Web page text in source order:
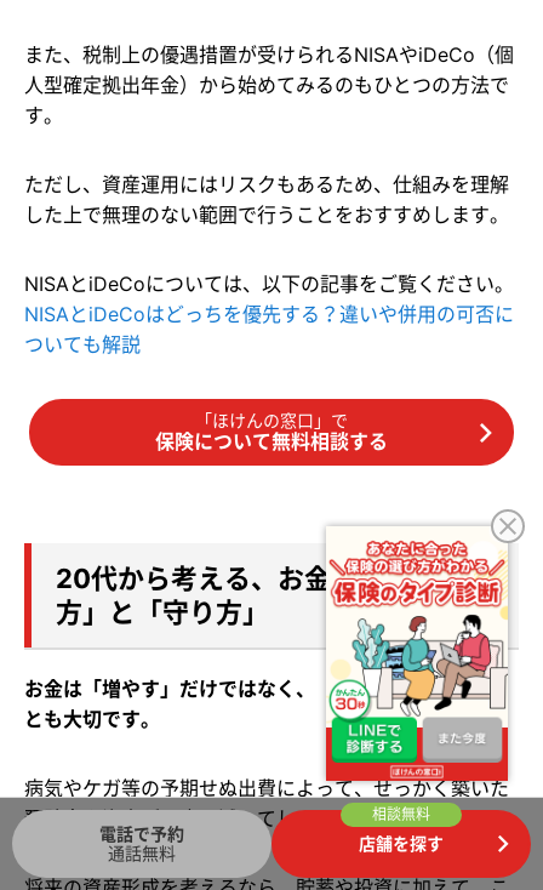
また、税制上の優遇措置が受けられるNISAやiDeCo（個
人型確定拠出年金）から始めてみるのもひとつの方法で
す。
ただし、資産運用にはリスクもあるため、仕組みを理解
した上で無理のない範囲で行うことをおすすめします。
NISAとiDeCoについては、以下の記事をご覧ください。
NISAとiDeCoはどっちを優先する？違いや併用の可否に
ついても解説
「ほけんの窓口」で
保険について無料相談する
20代から考える、お金の「増やし
方」と「守り方」
お金は「増やす」だけではなく、「守る」視点を持つこ
とも大切です。
病気やケガ等の予期せぬ出費によって、せっかく築いた
預貯金や資産が一度に減ってしまうリスクがあります。
電話で予約
通話無料
店舗を探す
相談無料